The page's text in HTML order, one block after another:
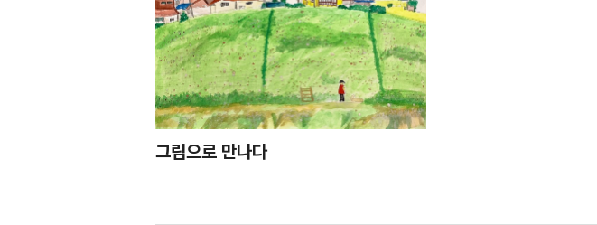
그림으로 만나다